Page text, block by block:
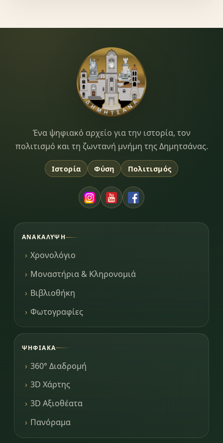
Dimitsana.gr
Ένα ψηφιακό αρχείο για την ιστορία, τον
πολιτισμό και τη ζωντανή μνήμη της Δημητσάνας.
Ιστορία Φύση Πολιτισμός
ΑΝΑΚΆΛΥΨΗ
Χρονολόγιο
Μοναστήρια & Κληρονομιά
Βιβλιοθήκη
Φωτογραφίες
ΨΗΦΙΑΚΆ
360° Διαδρομή
3D Χάρτης
3D Αξιοθέατα
Πανόραμα